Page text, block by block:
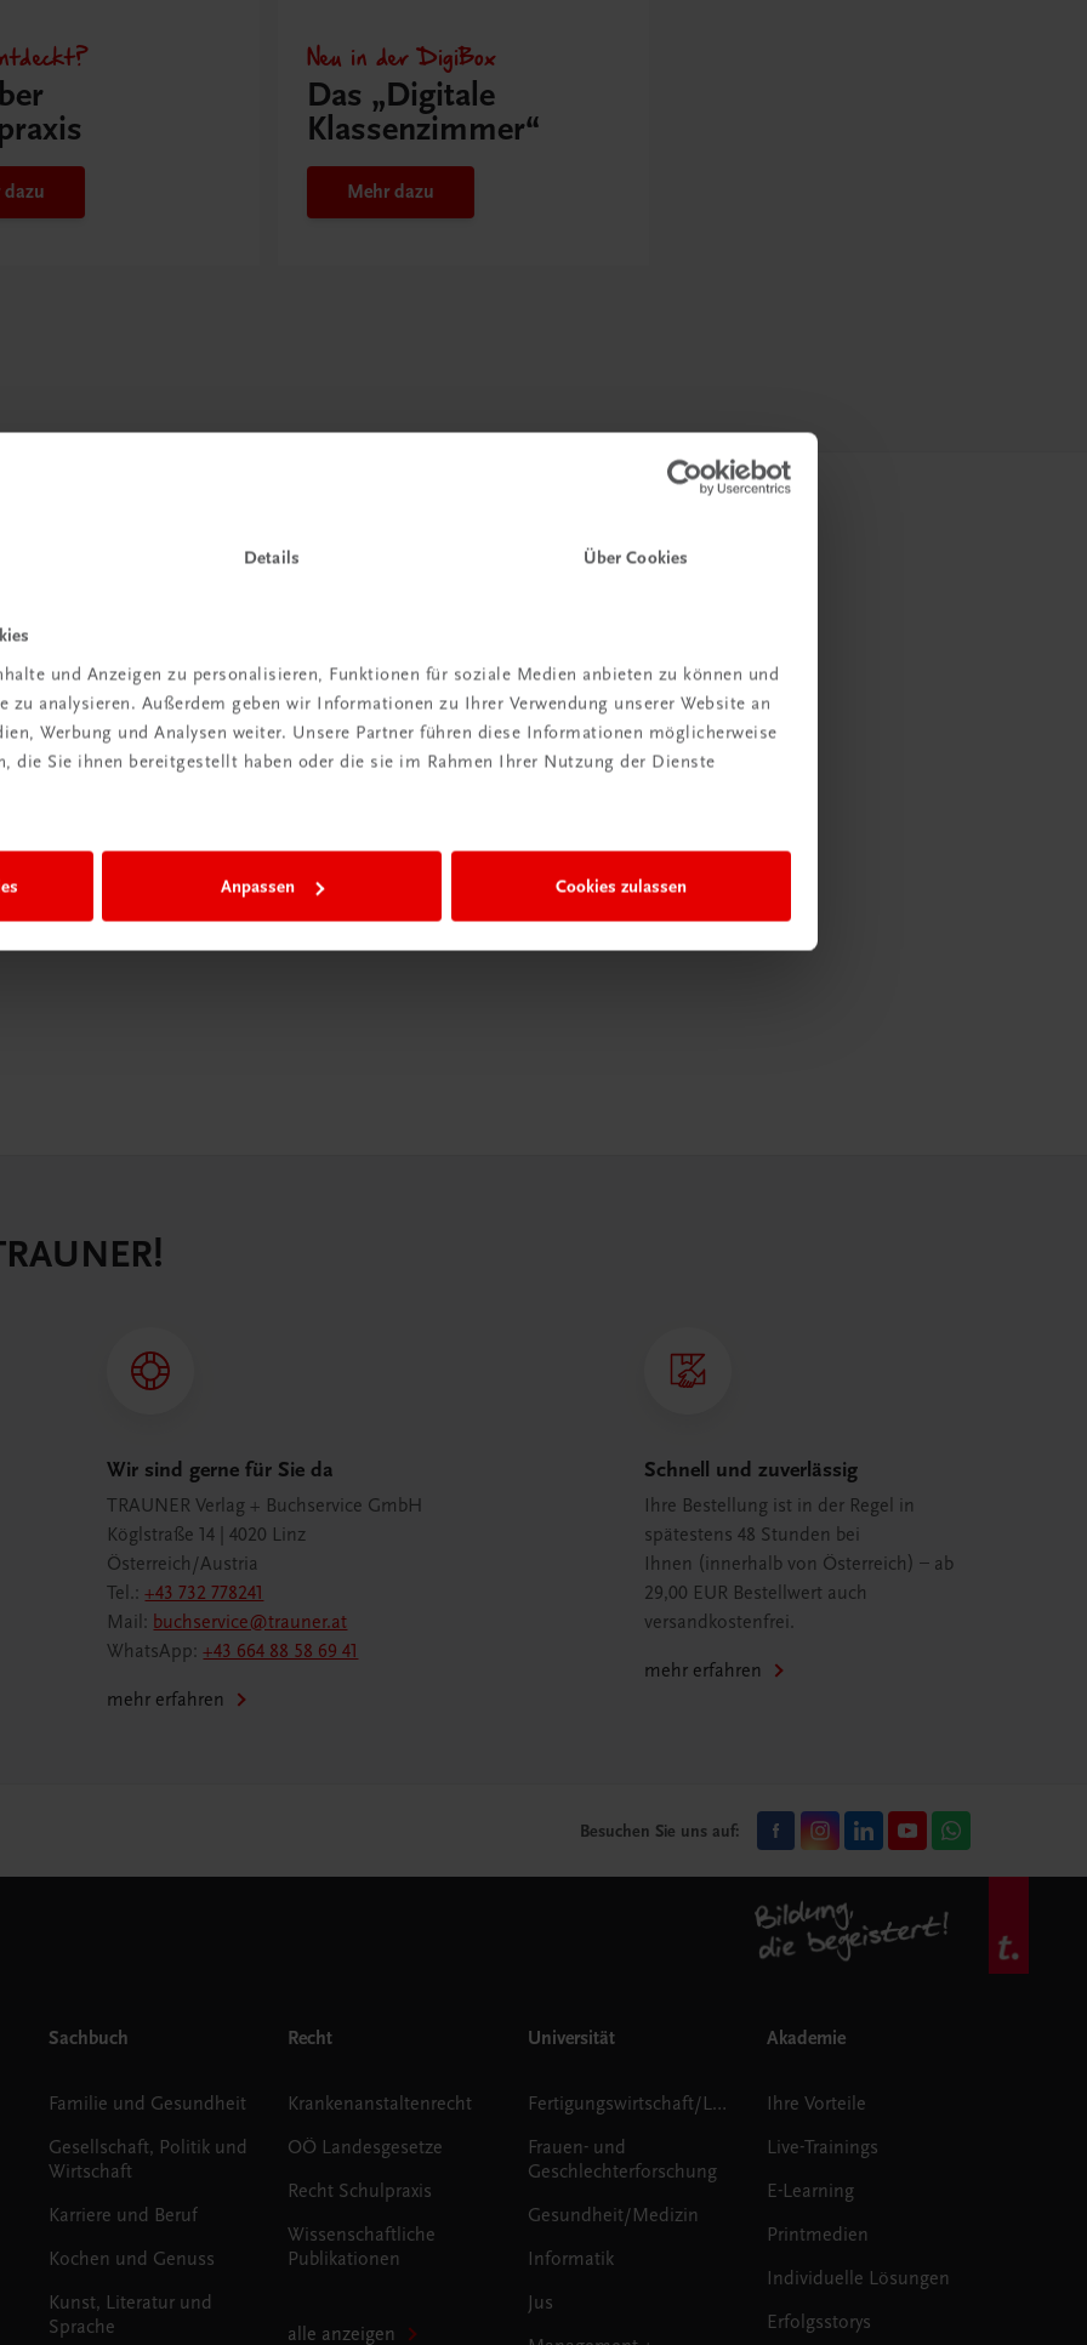
Details Über Cookies
und Anzeigen zu personalisieren, Funktionen für soziale Medien anbieten zu können und
zu analysieren. Außerdem geben wir Informationen zu Ihrer Verwendung unserer Website an
Werbung und Analysen weiter. Unsere Partner führen diese Informationen möglicherweise
die Sie ihnen bereitgestellt haben oder die sie im Rahmen Ihrer Nutzung der Dienste
Anpassen Cookies zulassen
dazu
Neu in der DigiBox
Das „Digitale
Klassenzimmer“
Mehr dazu
der
eine
Wir sind gerne für Sie da
TRAUNER Verlag + Buchservice GmbH
Köglstraße 14 | 4020 Linz
Österreich/Austria
Tel.:+43 732 778241
Mail: buchservice@trauner.at
WhatsApp:+43 664 88 58 69 41
mehr erfahren
Schnell und zuverlässig
Ihre Bestellung ist in der Regel in
spätestens 48 Stunden bei
Ihnen (innerhalb von Österreich) – ab
29,00 EUR Bestellwert auch
versandkostenfrei.
mehr erfahren
Besuchen Sie uns auf:
Sachbuch
Familie und Gesundheit
Gesellschaft, Politik und
Wirtschaft
Karriere und Beruf
Kochen und Genuss
Kunst, Literatur und
Sprache
Recht
Krankenanstaltenrecht
OÖ Landesgesetze
Recht Schulpraxis
Wissenschaftliche
Publikationen
alle anzeigen
Universität
Fertigungswirtschaft/Logistik
Frauen- und
Geschlechterforschung
Gesundheit/Medizin
Informatik
Jus
Akademie
Ihre Vorteile
Live-Trainings
E-Learning
Printmedien
Individuelle Lösungen
Erfolgsstorys